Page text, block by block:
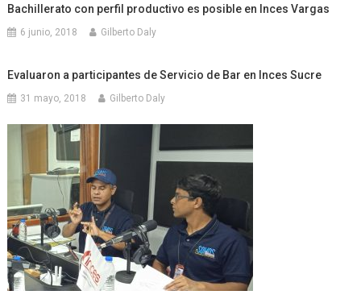
Bachillerato con perfil productivo es posible en Inces Vargas
6 junio, 2018 Gilberto Daly
Evaluaron a participantes de Servicio de Bar en Inces Sucre
31 mayo, 2018 Gilberto Daly